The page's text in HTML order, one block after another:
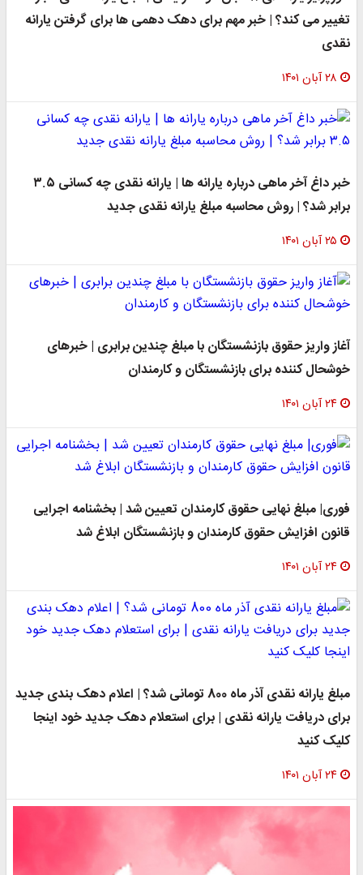
تغییر می کند؟ | خبر مهم برای دهک دهمی ها برای گرفتن یارانه
نقدی
۲۸ آبان ۱۴۰۱
خبر داغ آخر ماهی درباره یارانه ها | یارانه نقدی چه کسانی ۳.۵
برابر شد؟ | روش محاسبه مبلغ یارانه نقدی جدید
۲۵ آبان ۱۴۰۱
آغاز واریز حقوق بازنشستگان با مبلغ چندین برابری | خبرهای
خوشحال کننده برای بازنشستگان و کارمندان
۲۴ آبان ۱۴۰۱
فوری| مبلغ نهایی حقوق کارمندان تعیین شد | بخشنامه اجرایی
قانون افزایش حقوق کارمندان و بازنشستگان ابلاغ شد
۲۴ آبان ۱۴۰۱
مبلغ یارانه نقدی آذر ماه 800 تومانی شد؟ | اعلام دهک بندی جدید
برای دریافت یارانه نقدی | برای استعلام دهک جدید خود اینجا
کلیک کنید
۲۴ آبان ۱۴۰۱